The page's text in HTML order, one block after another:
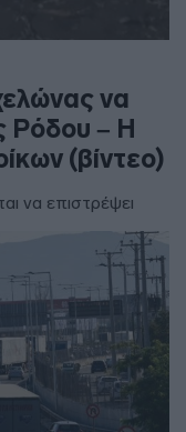
να
Ρόδου – Η
(βίντεο)
να επιστρέψει